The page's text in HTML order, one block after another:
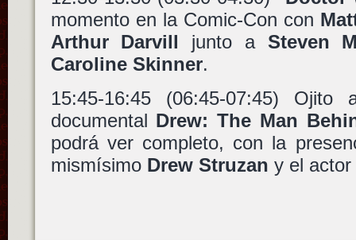
momento en la Comic-Con con
Arthur Darvill junto a Steven
Caroline Skinner.
15:45-16:45 (06:45-07:45)
documental Drew: The Man
podrá ver completo, con la
mismísimo Drew Struzan y el actor